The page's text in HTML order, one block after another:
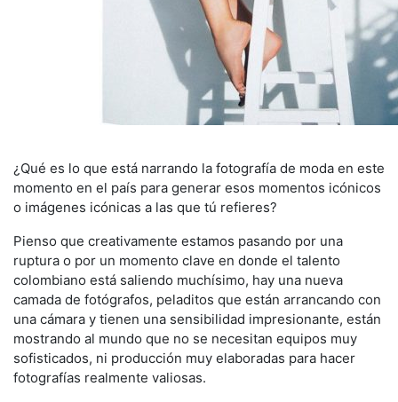
¿Qué es lo que está narrando la fotografía de moda en este
momento en el país para generar esos momentos icónicos
o imágenes icónicas a las que tú refieres?
Pienso que creativamente estamos pasando por una
ruptura o por un momento clave en donde el talento
colombiano está saliendo muchísimo, hay una nueva
camada de fotógrafos, peladitos que están arrancando con
una cámara y tienen una sensibilidad impresionante, están
mostrando al mundo que no se necesitan equipos muy
sofisticados, ni producción muy elaboradas para hacer
fotografías realmente valiosas.